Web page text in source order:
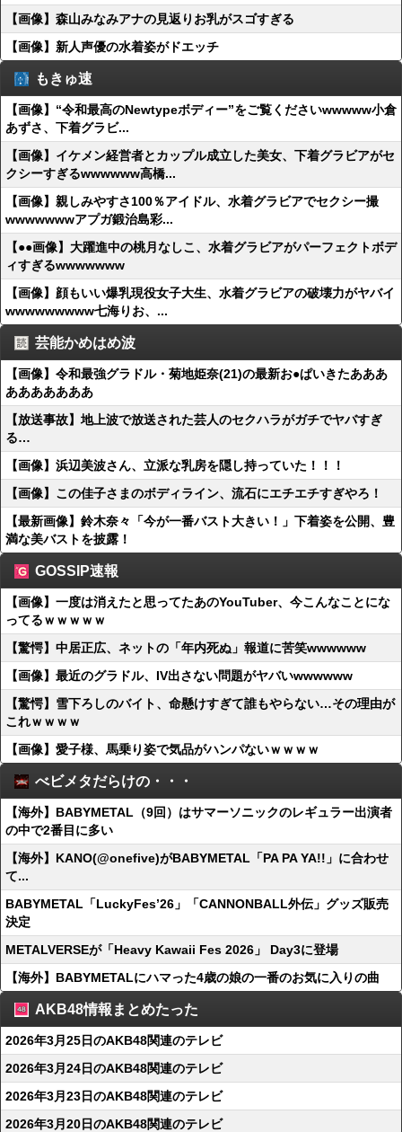
【画像】森山みなみアナの見返りお乳がスゴすぎる
【画像】新人声優の水着姿がドエッチ
もきゅ速
【画像】“令和最高のNewtypeボディー”をご覧くださいwwwww小倉
あずさ、下着グラビ...
【画像】イケメン経営者とカップル成立した美女、下着グラビアがセ
クシーすぎるwwwwww高橋...
【画像】親しみやすさ100％アイドル、水着グラビアでセクシー撮
wwwwwwwアプガ鍛治島彩...
【●●画像】大躍進中の桃月なしこ、水着グラビアがパーフェクトボデ
ィすぎるwwwwwww
【画像】顔もいい爆乳現役女子大生、水着グラビアの破壊力がヤバイ
wwwwwwwww七海りお、...
芸能かめはめ波
【画像】令和最強グラドル・菊地姫奈(21)の最新お●ぱいきたあああ
あああああああ
【放送事故】地上波で放送された芸人のセクハラがガチでヤバすぎ
る…
【画像】浜辺美波さん、立派な乳房を隠し持っていた！！！
【画像】この佳子さまのボディライン、流石にエチエチすぎやろ！
【最新画像】鈴木奈々「今が一番バスト大きい！」下着姿を公開、豊
満な美バストを披露！
GOSSIP速報
【画像】一度は消えたと思ってたあのYouTuber、今こんなことにな
ってるｗｗｗｗｗ
【驚愕】中居正広、ネットの「年内死ぬ」報道に苦笑wwwwww
【画像】最近のグラドル、IV出さない問題がヤバいwwwwww
【驚愕】雪下ろしのバイト、命懸けすぎて誰もやらない…その理由が
これｗｗｗｗ
【画像】愛子様、馬乗り姿で気品がハンパないｗｗｗｗ
べビメタだらけの・・・
【海外】BABYMETAL（9回）はサマーソニックのレギュラー出演者
の中で2番目に多い
【海外】KANO(@onefive)がBABYMETAL「PA PA YA!!」に合わせ
て...
BABYMETAL「LuckyFes’26」「CANNONBALL外伝」グッズ販売
決定
METALVERSEが「Heavy Kawaii Fes 2026」 Day3に登場
【海外】BABYMETALにハマった4歳の娘の一番のお気に入りの曲
AKB48情報まとめたった
2026年3月25日のAKB48関連のテレビ
2026年3月24日のAKB48関連のテレビ
2026年3月23日のAKB48関連のテレビ
2026年3月20日のAKB48関連のテレビ